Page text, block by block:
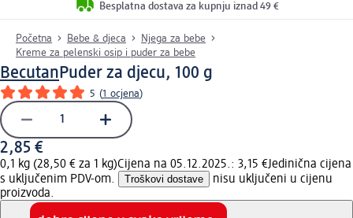
Besplatna dostava za kupnju iznad 49 €
Početna Bebe & djeca
Njega za bebe
Kreme za pelenski osip i puder za bebe
BecutanPuder za djecu, 100 g
5 (1 ocjena)
2,85 €
0,1 kg (28,50 € za 1 kg)Cijena na 05.12.2025.: 3,15 €Jedinična cijena
s uključenim PDV-om.
Troškovi dostave
nisu uključeni u cijenu
proizvoda.